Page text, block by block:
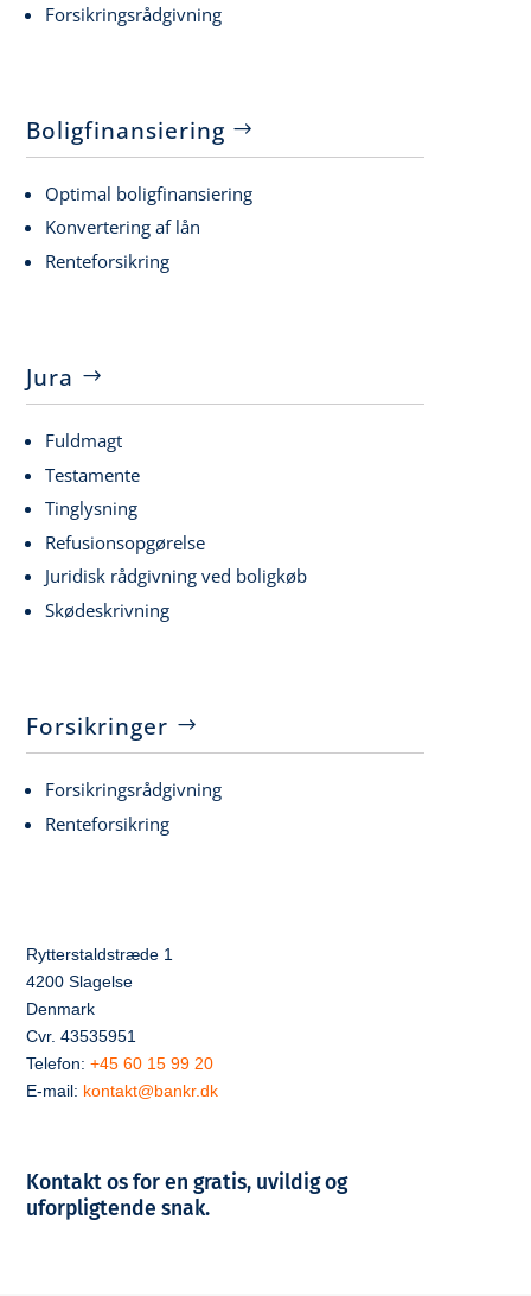
Forsikringsrådgivning
Boligfinansiering
Optimal boligfinansiering
Konvertering af lån
Renteforsikring
Jura
Fuldmagt
Testamente
Tinglysning
Refusionsopgørelse
Juridisk rådgivning ved boligkøb
Skødeskrivning
Forsikringer
Forsikringsrådgivning
Renteforsikring
Rytterstaldstræde 1
4200 Slagelse
Denmark
Cvr. 43535951
Telefon:+45 60 15 99 20
E-mail: kontakt@bankr.dk
Kontakt os for en gratis, uvildig og
uforpligtende snak.